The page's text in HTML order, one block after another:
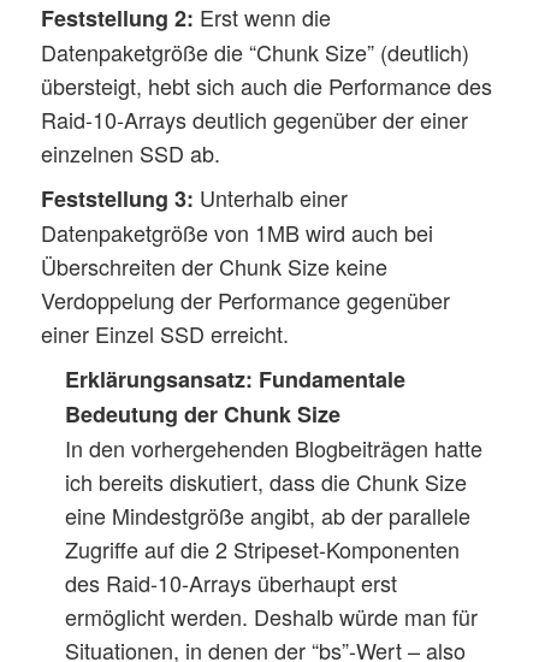
Feststellung 2: Erst wenn die
Datenpaketgröße die “Chunk Size” (deutlich)
übersteigt, hebt sich auch die Performance des
Raid-10-Arrays deutlich gegenüber der einer
einzelnen SSD ab.
Feststellung 3: Unterhalb einer
Datenpaketgröße von 1MB wird auch bei
Überschreiten der Chunk Size keine
Verdoppelung der Performance gegenüber
einer Einzel SSD erreicht.
Erklärungsansatz: Fundamentale
Bedeutung der Chunk Size
In den vorhergehenden Blogbeiträgen hatte
ich bereits diskutiert, dass die Chunk Size
eine Mindestgröße angibt, ab der parallele
Zugriffe auf die 2 Stripeset-Komponenten
des Raid-10-Arrays überhaupt erst
ermöglicht werden. Deshalb würde man für
Situationen, in denen der “bs”-Wert – also